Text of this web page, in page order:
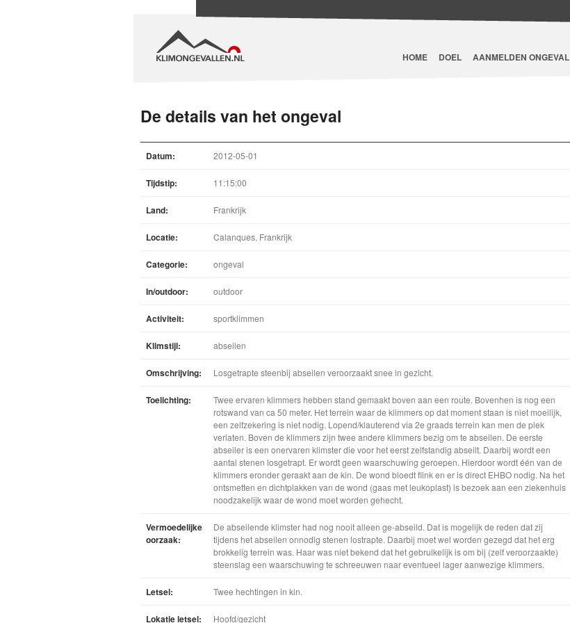
HOME DOEL AANMELDEN ONGEVAL
De details van het ongeval
Datum: 2012-05-01
Tijdstip: 11:15:00
Land: Frankrijk
Locatie: Calanques, Frankrijk
Categorie: ongeval
In/outdoor: outdoor
Activiteit: sportklimmen
Klimstijl: abseilen
Omschrijving: Losgetrapte steenbij abseilen veroorzaakt snee in gezicht.
Toelichting:
Twee ervaren klimmers hebben stand gemaakt boven aan een route. Bovenhen is nog een
rotswand van ca 50 meter. Het terrein waar de klimmers op dat moment staan is niet moeilijk,
een zelfzekering is niet nodig. Lopend/klauterend via 2e graads terrein kan men de plek
verlaten. Boven de klimmers zijn twee andere klimmers bezig om te abseilen. De eerste
abseiler is een onervaren klimster die voor het eerst zelfstandig abseilt. Daarbij wordt een
aantal stenen losgetrapt. Er wordt geen waarschuwing geroepen. Hierdoor wordt één van de
klimmers eronder geraakt aan de kin. De wond bloedt flink en er is direct EHBO nodig. Na het
ontsmetten en dichtplakken van de wond (gaas met leukoplast) is bezoek aan een ziekenhuis
noodzakelijk waar de wond moet worden gehecht.
Vermoedelijke
oorzaak:
De abseilende klimster had nog nooit alleen ge-abseild. Dat is mogelijk de reden dat zij
tijdens het abseilen onnodig stenen lostrapte. Daarbij moet wel worden gezegd dat het erg
brokkelig terrein was. Haar was niet bekend dat het gebruikelijk is om bij (zelf veroorzaakte)
steenslag een waarschuwing te schreeuwen naar eventueel lager aanwezige klimmers.
Letsel: Twee hechtingen in kin.
Lokatie letsel: Hoofd/gezicht